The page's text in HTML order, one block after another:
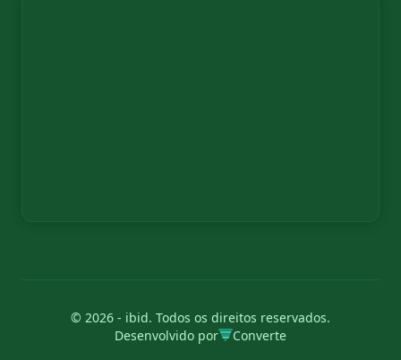
© 2026 - ibid. Todos os direitos reservados.
Desenvolvido por
Converte